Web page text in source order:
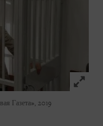
Click
Газета», 2019